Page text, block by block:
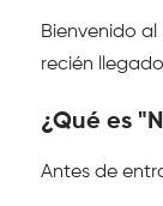
Bienvenido
recién
¿Qué es
Antes de